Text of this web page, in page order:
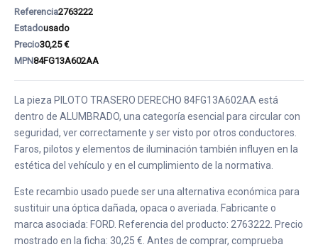
Referencia2763222
Estadousado
Precio30,25 €
MPN84FG13A602AA
La pieza PILOTO TRASERO DERECHO 84FG13A602AA está
dentro de ALUMBRADO, una categoría esencial para circular con
seguridad, ver correctamente y ser visto por otros conductores.
Faros, pilotos y elementos de iluminación también influyen en la
estética del vehículo y en el cumplimiento de la normativa.
Este recambio usado puede ser una alternativa económica para
sustituir una óptica dañada, opaca o averiada. Fabricante o
marca asociada: FORD. Referencia del producto: 2763222. Precio
mostrado en la ficha: 30,25 €. Antes de comprar, comprueba